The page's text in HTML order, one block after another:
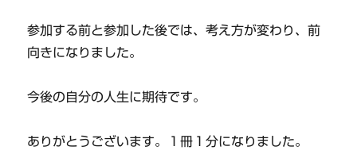
参加する前と参加した後では、考え方が変わり、前
向きになりました。
今後の自分の人生に期待です。
ありがとうございます。１冊１分になりました。